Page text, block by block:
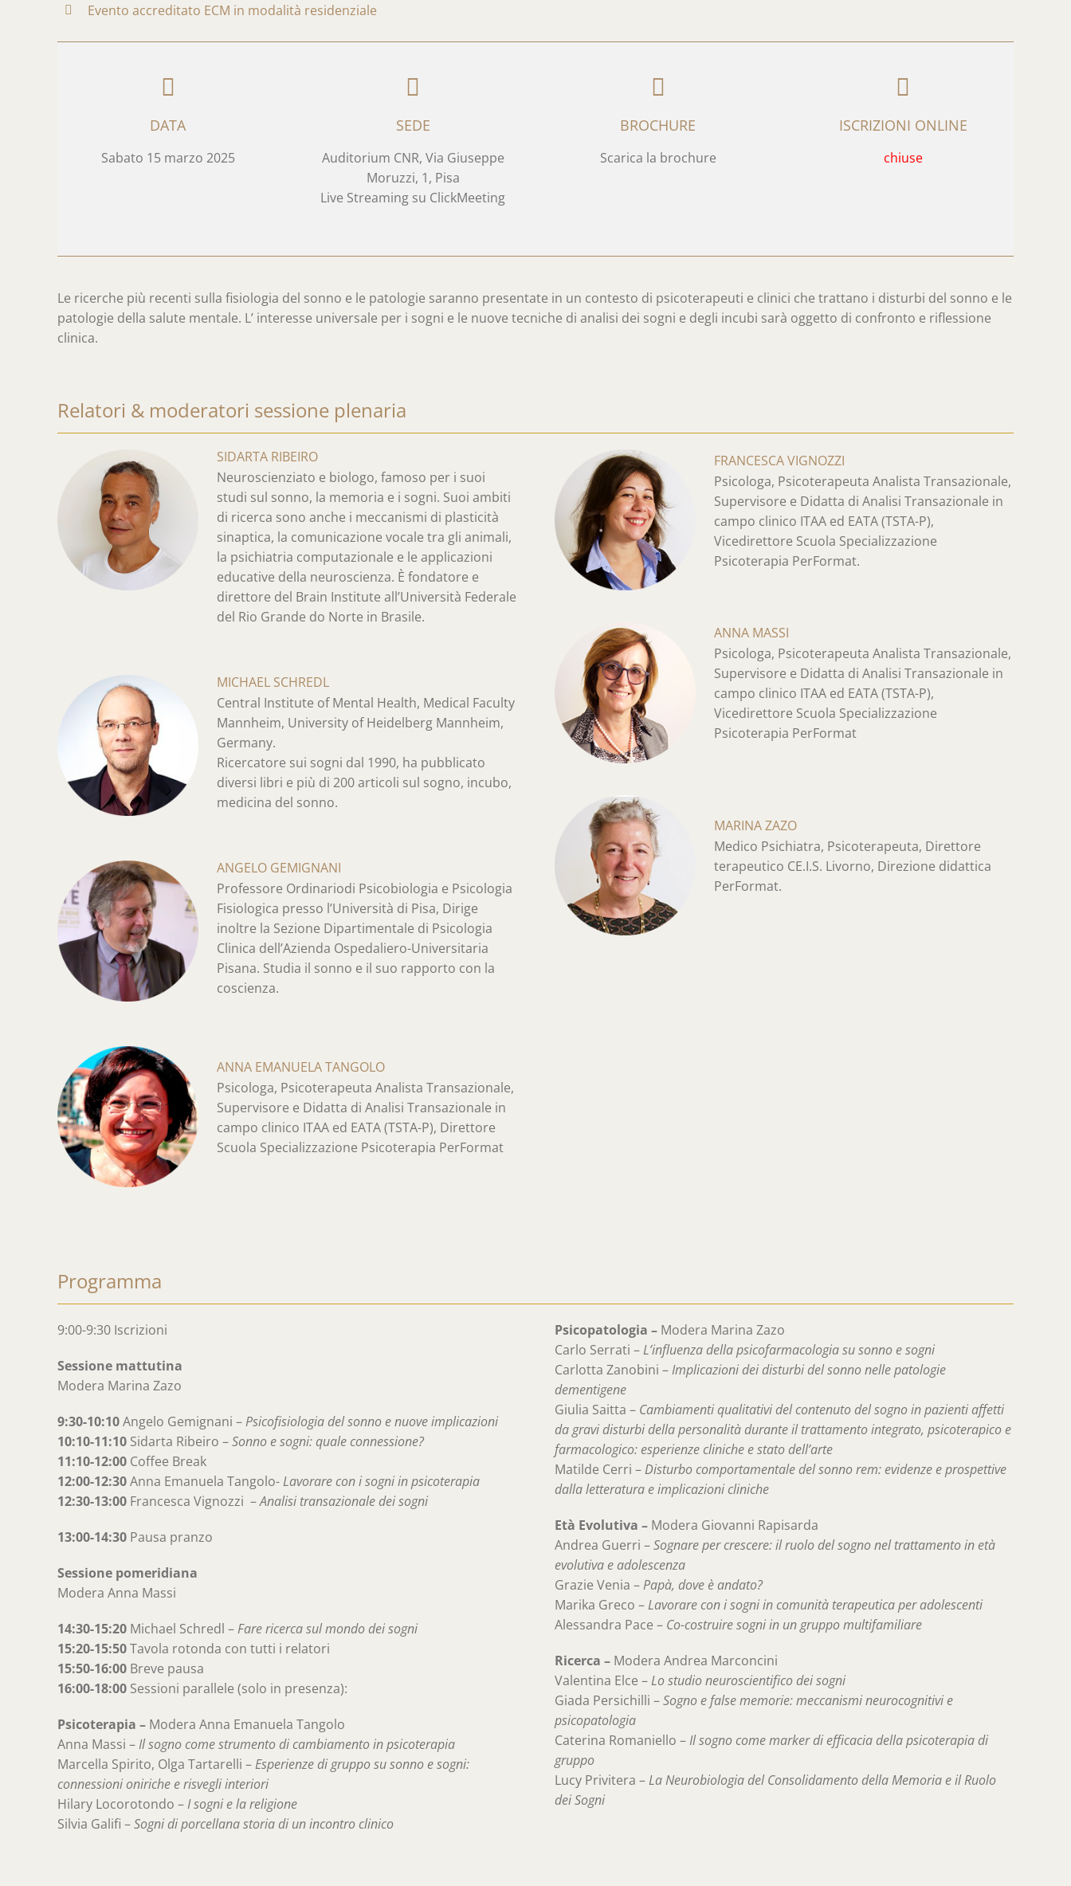
Evento accreditato ECM in modalità residenziale
DATA
Sabato 15 marzo 2025
SEDE
Auditorium CNR, Via Giuseppe
Moruzzi, 1, Pisa
Live Streaming su ClickMeeting
BROCHURE
Scarica la brochure
ISCRIZIONI ONLINE
chiuse
Le ricerche più recenti sulla fisiologia del sonno e le patologie saranno presentate in un contesto di psicoterapeuti e clinici che trattano i disturbi del sonno e le
patologie della salute mentale. L’ interesse universale per i sogni e le nuove tecniche di analisi dei sogni e degli incubi sarà oggetto di confronto e riflessione
clinica.
Relatori & moderatori sessione plenaria
SIDARTA RIBEIRO
Neuroscienziato e biologo, famoso per i suoi
studi sul sonno, la memoria e i sogni. Suoi ambiti
di ricerca sono anche i meccanismi di plasticità
sinaptica, la comunicazione vocale tra gli animali,
la psichiatria computazionale e le applicazioni
educative della neuroscienza. È fondatore e
direttore del Brain Institute all’Università Federale
del Rio Grande do Norte in Brasile.
MICHAEL SCHREDL
Central Institute of Mental Health, Medical Faculty
Mannheim, University of Heidelberg Mannheim,
Germany.
Ricercatore sui sogni dal 1990, ha pubblicato
diversi libri e più di 200 articoli sul sogno, incubo,
medicina del sonno.
ANGELO GEMIGNANI
Professore Ordinariodi Psicobiologia e Psicologia
Fisiologica presso l’Università di Pisa, Dirige
inoltre la Sezione Dipartimentale di Psicologia
Clinica dell’Azienda Ospedaliero-Universitaria
Pisana. Studia il sonno e il suo rapporto con la
coscienza.
ANNA EMANUELA TANGOLO
Psicologa, Psicoterapeuta Analista Transazionale,
Supervisore e Didatta di Analisi Transazionale in
campo clinico ITAA ed EATA (TSTA-P), Direttore
Scuola Specializzazione Psicoterapia PerFormat
FRANCESCA VIGNOZZI
Psicologa, Psicoterapeuta Analista Transazionale,
Supervisore e Didatta di Analisi Transazionale in
campo clinico ITAA ed EATA (TSTA-P),
Vicedirettore Scuola Specializzazione
Psicoterapia PerFormat.
ANNA MASSI
Psicologa, Psicoterapeuta Analista Transazionale,
Supervisore e Didatta di Analisi Transazionale in
campo clinico ITAA ed EATA (TSTA-P),
Vicedirettore Scuola Specializzazione
Psicoterapia PerFormat
MARINA ZAZO
Medico Psichiatra, Psicoterapeuta, Direttore
terapeutico CE.I.S. Livorno, Direzione didattica
PerFormat.
Programma
9:00-9:30 Iscrizioni
Sessione mattutina
Modera Marina Zazo
9:30-10:10Angelo Gemignani –Psicofisiologia del sonno e nuove implicazioni
10:10-11:10 Sidarta Ribeiro –Sonno e sogni: quale connessione?
11:10-12:00 Coffee Break
12:00-12:30Anna Emanuela Tangolo-Lavorare con i sogni in psicoterapia
12:30-13:00 Francesca Vignozzi –Analisi transazionale dei sogni
13:00-14:30 Pausa pranzo
Sessione pomeridiana
Modera Anna Massi
14:30-15:20 Michael Schredl –Fare ricerca sul mondo dei sogni
15:20-15:50Tavola rotonda con tutti i relatori
15:50-16:00 Breve pausa
16:00-18:00 Sessioni parallele (solo in presenza):
Psicoterapia – Modera Anna Emanuela Tangolo
Anna Massi –Il sogno come strumento di cambiamento in psicoterapia
Marcella Spirito, Olga Tartarelli –Esperienze di gruppo su sonno e sogni:
connessioni oniriche e risvegli interiori
Hilary Locorotondo –I sogni e la religione
Silvia Galifi –Sogni di porcellana storia di un incontro clinico
Psicopatologia – Modera Marina Zazo
Carlo Serrati –L’influenza della psicofarmacologia su sonno e sogni
Carlotta Zanobini –Implicazioni dei disturbi del sonno nelle patologie
dementigene
Giulia Saitta – Cambiamenti qualitativi del contenuto del sogno in pazienti affetti
da gravi disturbi della personalità durante il trattamento integrato, psicoterapico e
farmacologico: esperienze cliniche e stato dell’arte
Matilde Cerri –Disturbo comportamentale del sonno rem: evidenze e prospettive
dalla letteratura e implicazioni cliniche
Età Evolutiva – Modera Giovanni Rapisarda
Andrea Guerri –Sognare per crescere: il ruolo del sogno nel trattamento in età
evolutiva e adolescenza
Grazie Venia –Papà, dove è andato?
Marika Greco –Lavorare con i sogni in comunità terapeutica per adolescenti
Alessandra Pace – Co-costruire sogni in un gruppo multifamiliare
Ricerca – Modera Andrea Marconcini
Valentina Elce –Lo studio neuroscientifico dei sogni
Giada Persichilli –Sogno e false memorie: meccanismi neurocognitivi e
psicopatologia
Caterina Romaniello –Il sogno come marker di efficacia della psicoterapia di
gruppo
Lucy Privitera –La Neurobiologia del Consolidamento della Memoria e il Ruolo
dei Sogni